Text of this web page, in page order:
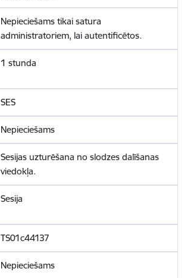
Nepieciešams tikai satura
administratoriem, lai autentificētos.
1 stunda
SES
Nepieciešams
Sesijas uzturēšana no slodzes dalīšanas
viedokļa.
Sesija
TS01c44137
Nepieciešams